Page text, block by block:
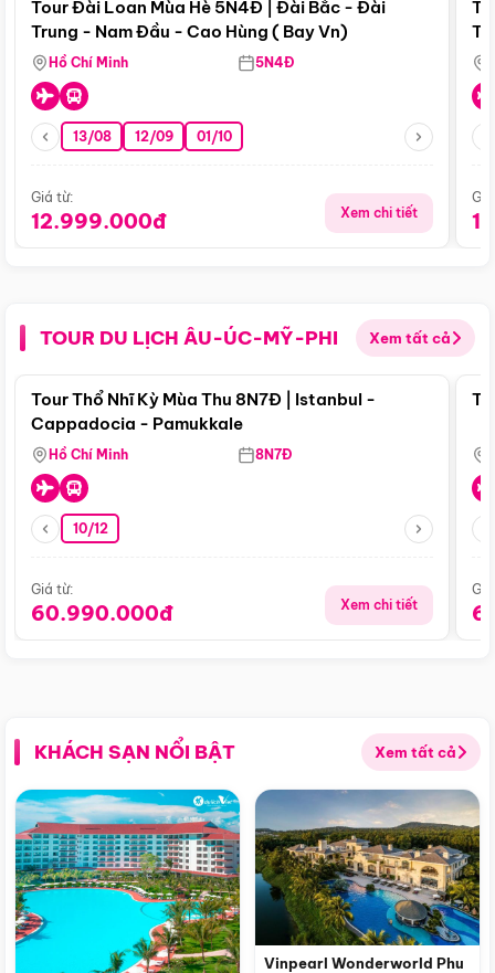
Tour Đài Loan Mùa Hè 5N4Đ | Đài Bắc - Đài
Trung - Nam Đầu - Cao Hùng ( Bay Vn)
Hồ Chí Minh 5N4Đ
13/08 12/09 01/10
Giá từ:
12.999.000đ Xem chi tiết
TOUR DU LỊCH ÂU-ÚC-MỸ-PHI Xem tất cả
Điểm nổi bật
Tour Thổ Nhĩ Kỳ Mùa Thu 8N7Đ | Istanbul -
Cappadocia - Pamukkale
Hồ Chí Minh 8N7Đ
10/12
Giá từ:
60.990.000đ Xem chi tiết
KHÁCH SẠN NỔI BẬT Xem tất cả
Vinpearl Wonderworld Phu